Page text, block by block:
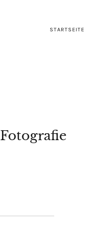
STARTSEITE
Fotografie